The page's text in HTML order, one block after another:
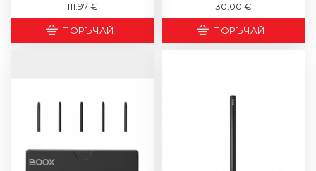
111.97 €
ПОРЪЧАЙ
30.00 €
ПОРЪЧАЙ